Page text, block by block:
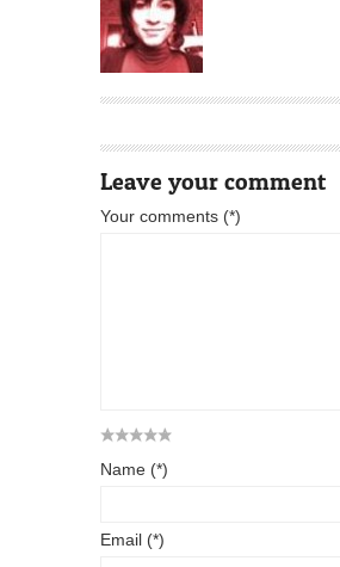
Leave your comment
Your comments (*)
Name (*)
Email (*)